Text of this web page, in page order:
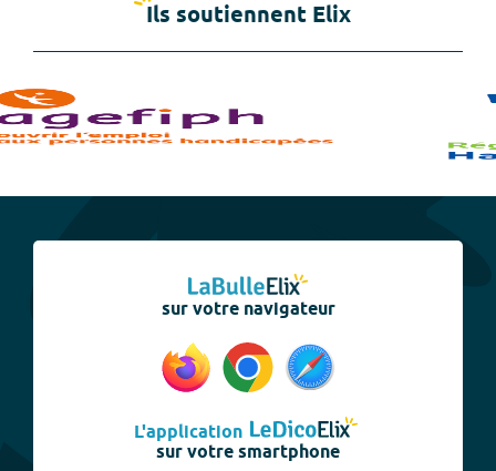
Ils soutiennent Elix
sur votre navigateur
L'application
sur votre smartphone